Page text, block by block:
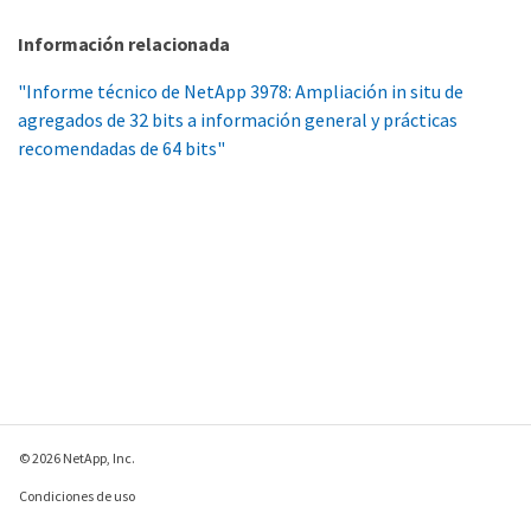
Información relacionada
"Informe técnico de NetApp 3978: Ampliación in situ de
agregados de 32 bits a información general y prácticas
recomendadas de 64 bits"
© 2026 NetApp, Inc.
Condiciones de uso